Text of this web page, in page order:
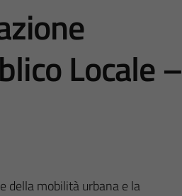
Locale –
della mobilità urbana e la